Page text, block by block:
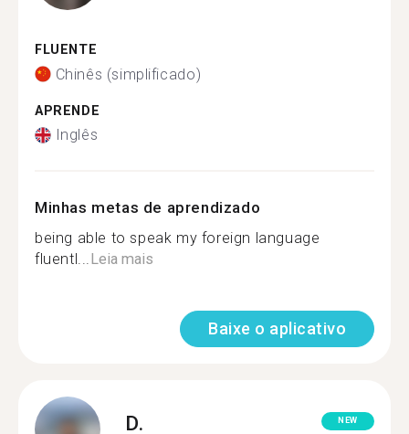
FLUENTE
Chinês (simplificado)
APRENDE
Inglês
Minhas metas de aprendizado
being able to speak my foreign language
fluentl...Leia mais
Baixe o aplicativo
D. NEW